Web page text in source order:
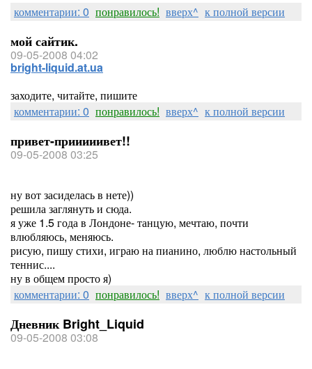
комментарии: 0 понравилось! вверх^ к полной версии
мой сайтик.
09-05-2008 04:02
bright-liquid.at.ua
заходите, читайте, пишите
комментарии: 0 понравилось! вверх^ к полной версии
привет-прииииивет!!
09-05-2008 03:25
ну вот засиделась в нете))
решила заглянуть и сюда.
я уже 1.5 года в Лондоне- танцую, мечтаю, почти
влюбляюсь, меняюсь.
рисую, пишу стихи, играю на пианино, люблю настольный
теннис....
ну в общем просто я)
комментарии: 0 понравилось! вверх^ к полной версии
Дневник Bright_Liquid
09-05-2008 03:08